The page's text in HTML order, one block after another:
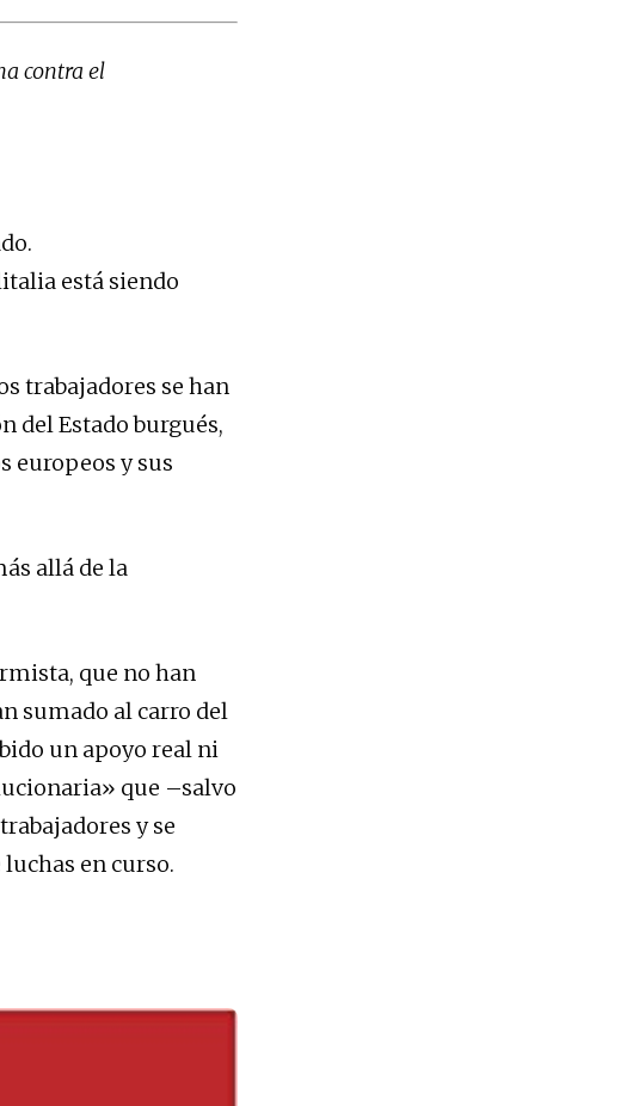
contra el
está siendo
trabajadores se han
del Estado burgués,
europeos y sus
allá de la
que no han
sumado al carro del
un apoyo real ni
que –salvo
y se
en curso.